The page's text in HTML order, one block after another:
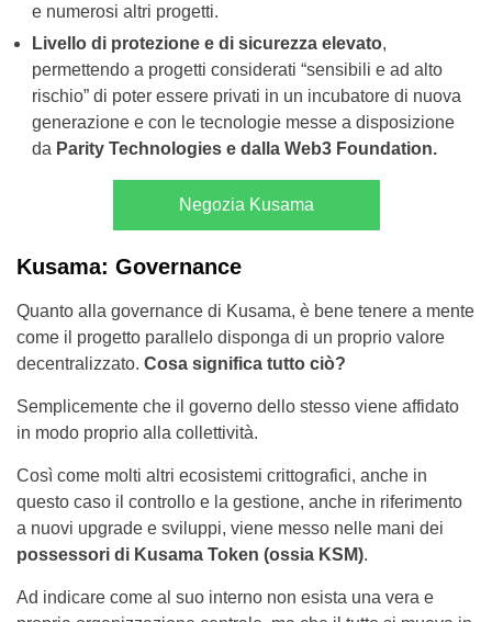
e numerosi altri progetti.
Livello di protezione e di sicurezza elevato,
permettendo a progetti considerati “sensibili e ad alto
rischio” di poter essere privati in un incubatore di nuova
generazione e con le tecnologie messe a disposizione
da Parity Technologies e dalla Web3 Foundation.
Negozia Kusama
Kusama: Governance
Quanto alla governance di Kusama, è bene tenere a mente
come il progetto parallelo disponga di un proprio valore
decentralizzato. Cosa significa tutto ciò?
Semplicemente che il governo dello stesso viene affidato
in modo proprio alla collettività.
Così come molti altri ecosistemi crittografici, anche in
questo caso il controllo e la gestione, anche in riferimento
a nuovi upgrade e sviluppi, viene messo nelle mani dei
possessori di Kusama Token (ossia KSM).
Ad indicare come al suo interno non esista una vera e